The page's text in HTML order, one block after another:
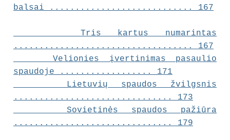
balsai ............................ 167
Tris kartus numarintas
................................... 167
Velionies įvertinimas pasaulio
spaudoje .................. 171
Lietuvių spaudos žvilgsnis
............................... 173
Sovietinės spaudos pažiūra
............................... 179